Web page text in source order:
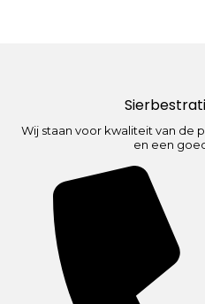
Wij staan voor kwaliteit van de
en een